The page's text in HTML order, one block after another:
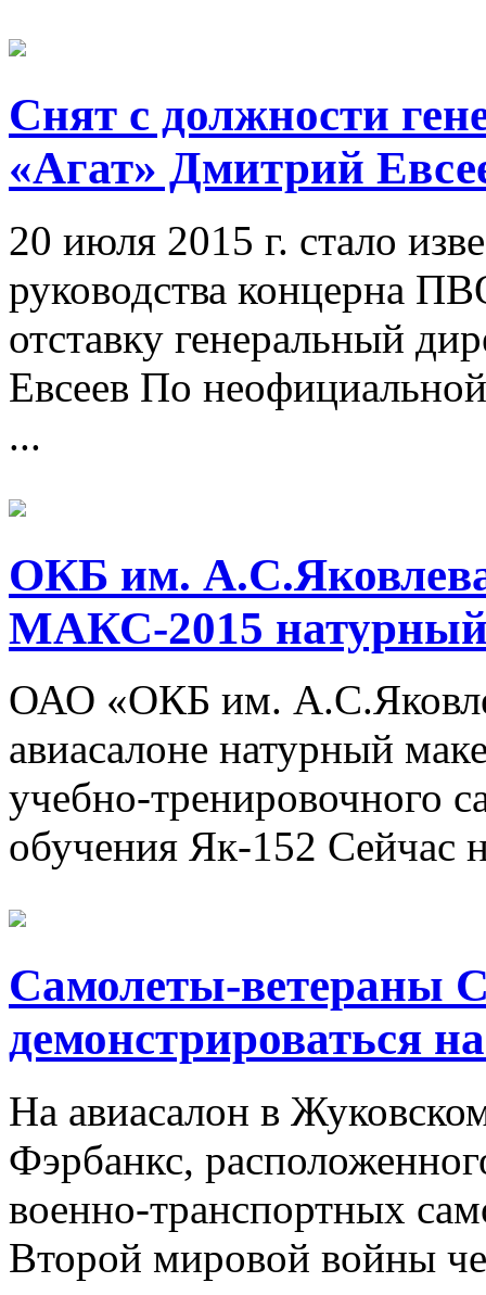
Снят с должности
«Агат» Дмитрий
20 июля 2015 г. стало
руководства концерна
отставку генеральный
Евсеев По
...
ОКБ им.
МАКС-2015
ОАО «ОКБ им.
авиасалоне натурный
учебно-тренировочного
обучения Як-152 Сейчас
Самолеты-ветераны
демонстрироваться
На авиасалон в
Фэрбанкс,
военно-транспортных
Второй мировой войны